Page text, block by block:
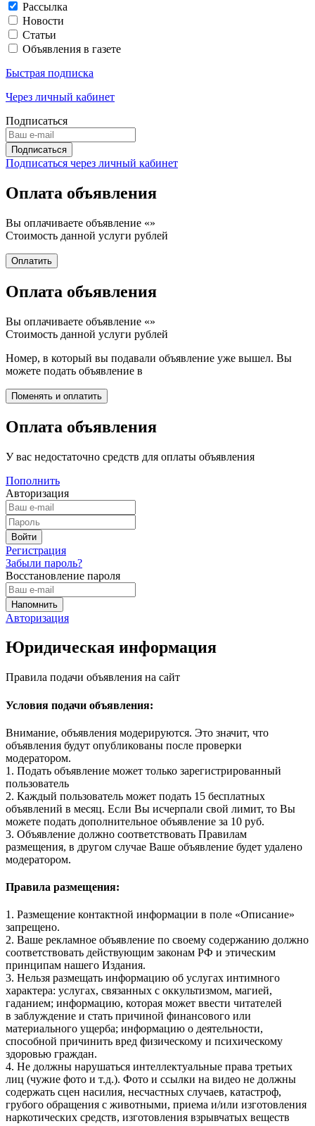
Рассылка
Новости
Статьи
Объявления в газете
Быстрая подписка
Через личный кабинет
Подписаться
Подписаться через личный кабинет
Оплата объявления
Вы оплачиваете объявление «»
Стоимость данной услуги рублей
Оплата объявления
Вы оплачиваете объявление «»
Стоимость данной услуги рублей
Номер, в который вы подавали объявление уже вышел. Вы
можете подать объявление в
Оплата объявления
У вас недостаточно средств для оплаты объявления
Пополнить
Авторизация
Регистрация
Забыли пароль?
Восстановление пароля
Авторизация
Юридическая информация
Правила подачи объявления на сайт
Условия подачи объявления:
Внимание, объявления модерируются. Это значит, что
объявления будут опубликованы после проверки
модератором.
1. Подать объявление может только зарегистрированный
пользователь
2. Каждый пользователь может подать 15 бесплатных
объявлений в месяц. Если Вы исчерпали свой лимит, то Вы
можете подать дополнительное объявление за 10 руб.
3. Объявление должно соответствовать Правилам
размещения, в другом случае Ваше объявление будет удалено
модератором.
Правила размещения:
1. Размещение контактной информации в поле «Описание»
запрещено.
2. Ваше рекламное объявление по своему содержанию должно
соответствовать действующим законам РФ и этическим
принципам нашего Издания.
3. Нельзя размещать информацию об услугах интимного
характера: услугах, связанных с оккультизмом, магией,
гаданием; информацию, которая может ввести читателей
в заблуждение и стать причиной финансового или
материального ущерба; информацию о деятельности,
способной причинить вред физическому и психическому
здоровью граждан.
4. Не должны нарушаться интеллектуальные права третьих
лиц (чужие фото и т.д.). Фото и ссылки на видео не должны
содержать сцен насилия, несчастных случаев, катастроф,
грубого обращения с животными, приема и/или изготовления
наркотических средств, изготовления взрывчатых веществ